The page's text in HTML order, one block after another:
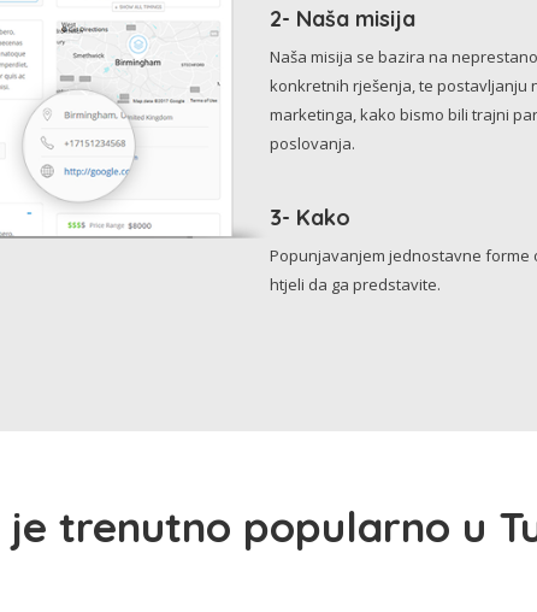
2- Naša misija
Naša misija se bazira na
konkretnih rješenja, te postavljanju
marketinga, kako bismo bili trajni
poslovanja.
3- Kako
Popunjavanjem jednostavne forme
htjeli da ga predstavite.
je trenutno popularno u